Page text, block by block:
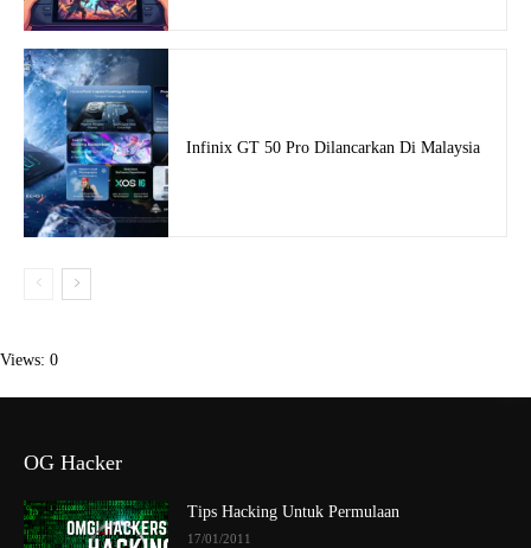
Infinix GT 50 Pro Dilancarkan Di Malaysia
Views: 0
OG Hacker
Tips Hacking Untuk Permulaan
17/01/2011